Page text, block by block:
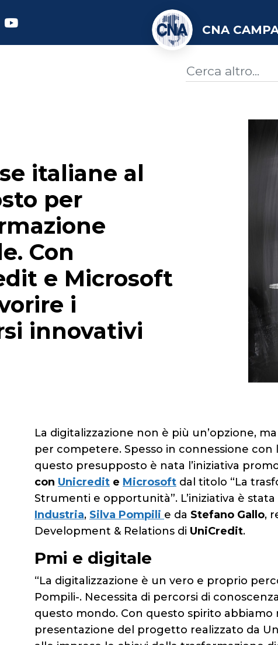
CNA
italiane al
per
Con
e Microsoft
i
innovativi
La digitalizzazione non è più un’opzione,
per competere. Spesso in connessione con
questo presupposto è nata l’iniziativa
con Unicredit e Microsoft dal titolo “La
Strumenti e opportunità”. L’iniziativa è
Industria, Silva Pompili e da Stefano Gallo,
Development & Relations di UniCredit.
Pmi e digitale
“La digitalizzazione è un vero e proprio
Pompili-. Necessita di percorsi di
questo mondo. Con questo spirito
presentazione del progetto realizzato da